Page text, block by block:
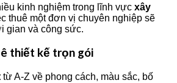
kinh nghiệm trong lĩnh vực xây
thuê một đơn vị chuyên nghiệp sẽ
gian và công sức.
thiết kế trọn gói
từ A-Z về phong cách, màu sắc, bố